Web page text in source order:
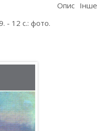
Опис Інше
- 12 с.: фото.